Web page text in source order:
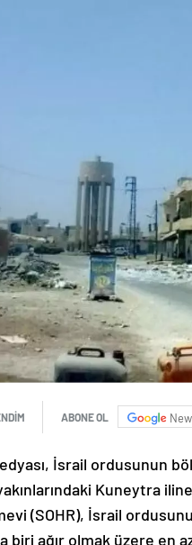
ABONE OL
İsrail ordusunun
Kuneytra
(SOHR), İsrail
biri ağır olmak üzere en